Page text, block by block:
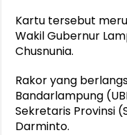
Kartu tersebut
Wakil Gubernur
Chusnunia.
Rakor yang
Bandarlampung
Sekretaris Provinsi
Darminto.